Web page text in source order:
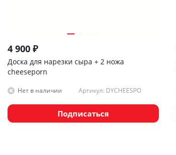
4 900 ₽
Доска для нарезки сыра + 2 ножа
cheeseporn
Нет в наличии Артикул: DYCHEESPO
Подписаться